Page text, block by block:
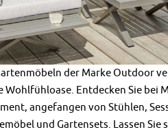
der Marke Outdoor
Wohlfühloase. Entdecken Sie bei
angefangen von Stühlen,
und Gartensets. Lassen Sie